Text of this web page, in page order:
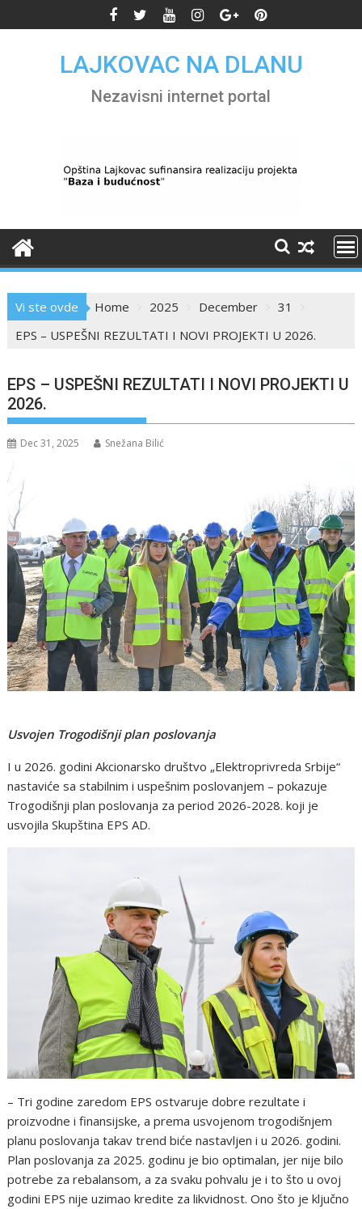
to
LAJKOVAC NA DLANU
Nezavisni internet portal
Vi ste ovde Home 2025 December
31
EPS – USPEŠNI REZULTATI I NOVI PROJEKTI U 2026.
EPS – USPEŠNI REZULTATI I NOVI PROJEKTI U
2026.
Dec 31, 2025 Snežana Bilić
Usvojen Trogodišnji plan poslovanja
I u 2026. godini Akcionarsko društvo „Elektroprivreda Srbije“
nastaviće sa stabilnim i uspešnim poslovanjem – pokazuje
Trogodišnji plan poslovanja za period 2026-2028. koji je
usvojila Skupština EPS AD.
– Tri godine zaredom EPS ostvaruje dobre rezultate i
proizvodne i finansijske, a prema usvojenom trogodišnjem
planu poslovanja takav trend biće nastavljen i u 2026. godini.
Plan poslovanja za 2025. godinu je bio optimalan, jer nije bilo
potrebe za rebalansom, a za svaku pohvalu je i to što u ovoj
godini EPS nije uzimao kredite za likvidnost. Ono što je ključno